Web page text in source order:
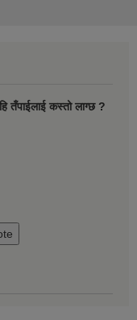
तँपाईलाई कस्तो लाग्छ ?